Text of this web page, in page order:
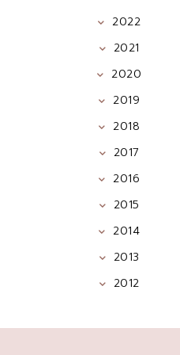
2022
2021
2020
2019
2018
2017
2016
2015
2014
2013
2012